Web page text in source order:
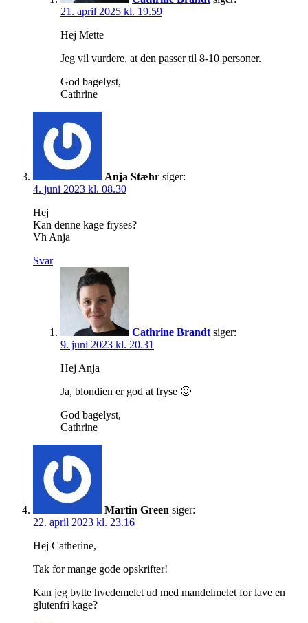
21. april 2025 kl. 19.59
Hej Mette
Jeg vil vurdere, at den passer til 8-10 personer.
God bagelyst,
Cathrine
Anja Stæhr siger:
4. juni 2023 kl. 08.30
Hej
Kan denne kage fryses?
Vh Anja
Svar
Cathrine Brandt siger:
9. juni 2023 kl. 20.31
Hej Anja
Ja, blondien er god at fryse 🙂
God bagelyst,
Cathrine
Martin Green siger:
22. april 2023 kl. 23.16
Hej Catherine,
Tak for mange gode opskrifter!
Kan jeg bytte hvedemelet ud med mandelmelet for lave en
glutenfri kage?